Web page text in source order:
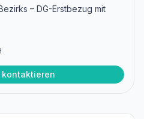
– DG-Erstbezug mit